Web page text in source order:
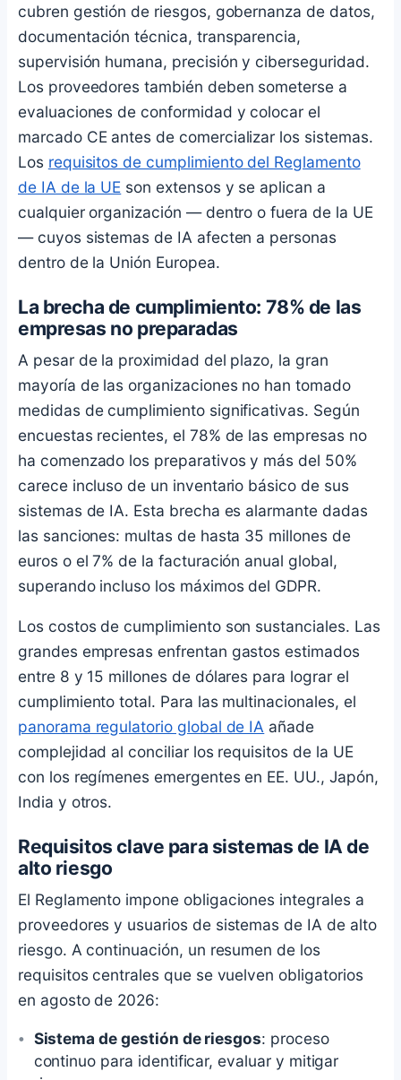
cubren gestión de riesgos, gobernanza de datos,
documentación técnica, transparencia,
supervisión humana, precisión y ciberseguridad.
Los proveedores también deben someterse a
evaluaciones de conformidad y colocar el
marcado CE antes de comercializar los sistemas.
Los requisitos de cumplimiento del Reglamento
de IA de la UE son extensos y se aplican a
cualquier organización — dentro o fuera de la UE
— cuyos sistemas de IA afecten a personas
dentro de la Unión Europea.
La brecha de cumplimiento: 78% de las
empresas no preparadas
A pesar de la proximidad del plazo, la gran
mayoría de las organizaciones no han tomado
medidas de cumplimiento significativas. Según
encuestas recientes, el 78% de las empresas no
ha comenzado los preparativos y más del 50%
carece incluso de un inventario básico de sus
sistemas de IA. Esta brecha es alarmante dadas
las sanciones: multas de hasta 35 millones de
euros o el 7% de la facturación anual global,
superando incluso los máximos del GDPR.
Los costos de cumplimiento son sustanciales. Las
grandes empresas enfrentan gastos estimados
entre 8 y 15 millones de dólares para lograr el
cumplimiento total. Para las multinacionales, el
panorama regulatorio global de IA añade
complejidad al conciliar los requisitos de la UE
con los regímenes emergentes en EE. UU., Japón,
India y otros.
Requisitos clave para sistemas de IA de
alto riesgo
El Reglamento impone obligaciones integrales a
proveedores y usuarios de sistemas de IA de alto
riesgo. A continuación, un resumen de los
requisitos centrales que se vuelven obligatorios
en agosto de 2026:
Sistema de gestión de riesgos: proceso
continuo para identificar, evaluar y mitigar